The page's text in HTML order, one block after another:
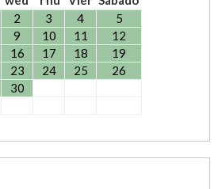
2 3 4
5
9 10 11
12
16 17 18
19
23 24 25
26
30